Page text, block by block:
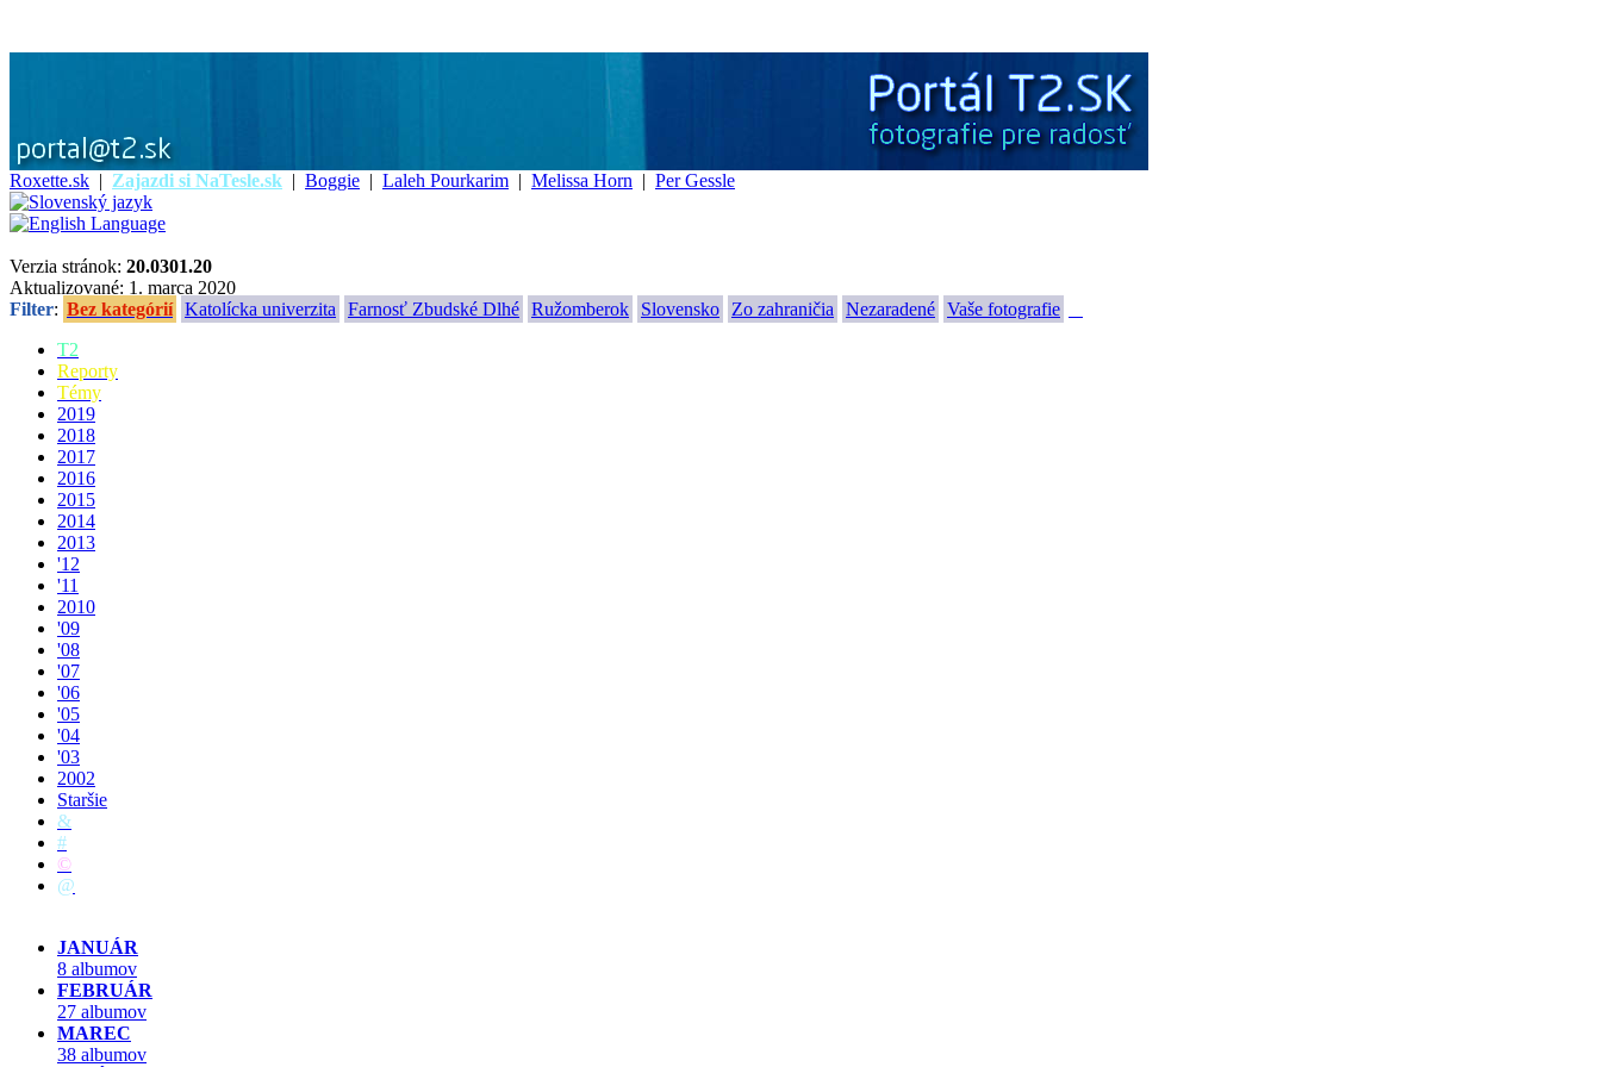
Roxette.sk | Zajazdi si NaTesle.sk | Boggie | Laleh Pourkarim | Melissa Horn | Per Gessle
Verzia stránok: 20.0301.20
Aktualizované: 1. marca 2020
Filter: Bez kategórií Katolícka univerzita Farnosť Zbudské Dlhé Ružomberok Slovensko Zo zahraničia Nezaradené Vaše fotografie
T2
Reporty
Témy
2019
2018
2017
2016
2015
2014
2013
'12
'11
2010
'09
'08
'07
'06
'05
'04
'03
2002
Staršie
&
#
©
@
JANUÁR
8 albumov
FEBRUÁR
27 albumov
MAREC
38 albumov